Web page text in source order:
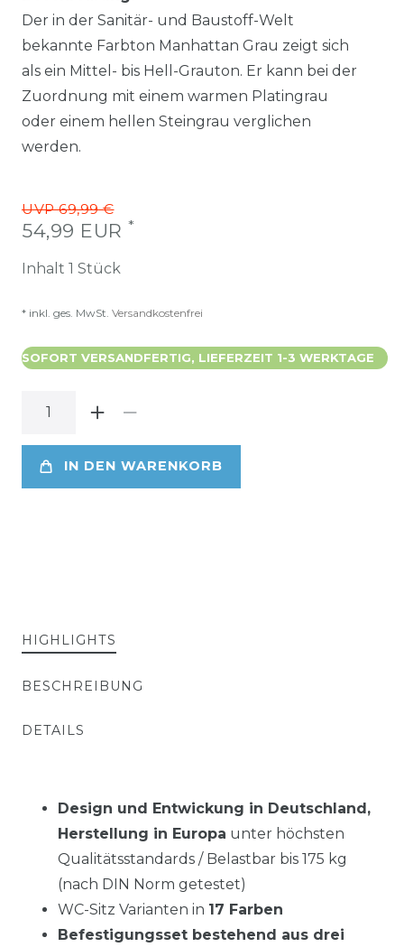
Der in der Sanitär- und Baustoff-Welt
bekannte Farbton Manhattan Grau zeigt sich
als ein Mittel- bis Hell-Grauton. Er kann bei der
Zuordnung mit einem warmen Platingrau
oder einem hellen Steingrau verglichen
werden.
UVP 69,99 €
54,99 EUR *
Inhalt 1 Stück
* inkl. ges. MwSt. Versandkostenfrei
SOFORT VERSANDFERTIG, LIEFERZEIT 1-3 WERKTAGE
IN DEN WARENKORB
HIGHLIGHTS
BESCHREIBUNG
DETAILS
Design und Entwickung in Deutschland,
Herstellung in Europa unter höchsten
Qualitätsstandards / Belastbar bis 175 kg
(nach DIN Norm getestet)
WC-Sitz Varianten in 17 Farben
Befestigungsset bestehend aus drei